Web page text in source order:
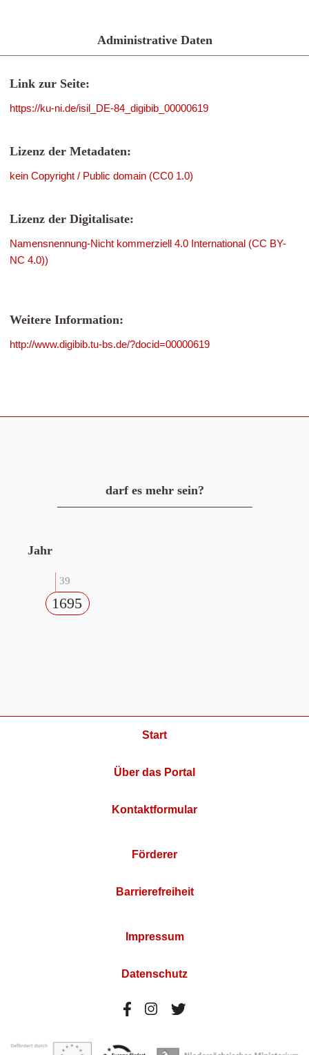
Administrative Daten
Link zur Seite:
https://ku-ni.de/isil_DE-84_digibib_00000619
Lizenz der Metadaten:
kein Copyright / Public domain (CC0 1.0)
Lizenz der Digitalisate:
Namensnennung-Nicht kommerziell 4.0 International (CC BY-
NC 4.0))
Weitere Information:
http://www.digibib.tu-bs.de/?docid=00000619
darf es mehr sein?
Jahr
39
1695
Start
Über das Portal
Kontaktformular
Förderer
Barrierefreiheit
Impressum
Datenschutz